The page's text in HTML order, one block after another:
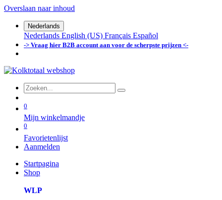
Overslaan naar inhoud
Nederlands
Nederlands English (US) Français Español
-> Vraag hier B2B account aan voor de scherpste prijzen <-
0
Mijn winkelmandje
0
Favorietenlijst
Aanmelden
Startpagina
Shop
WLP